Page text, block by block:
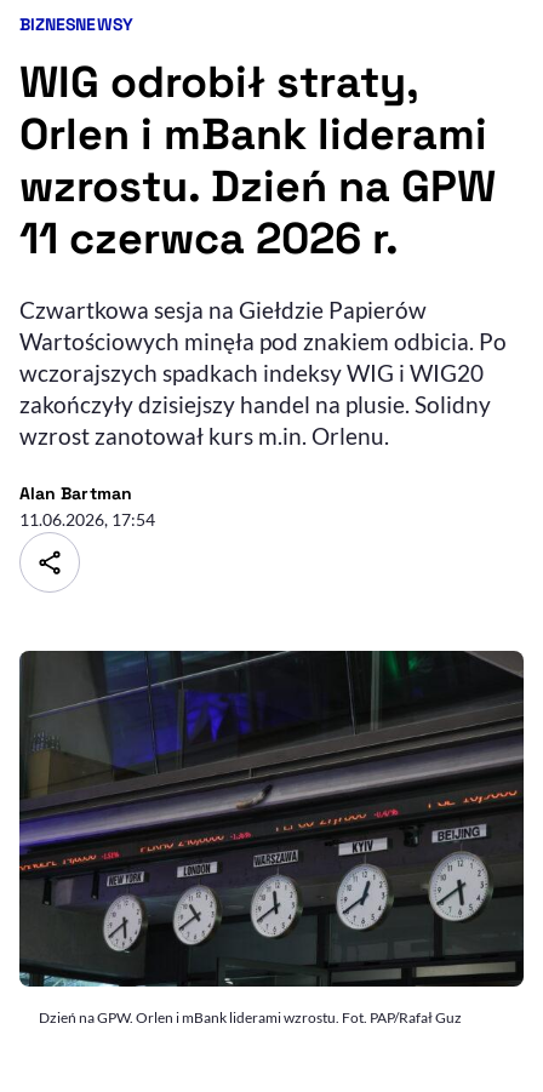
Ułatwienia dostępności wspierają:
Sprawdź, jak i dlaczego zwiększamy dostępność , otwiera się w nowym
Deklaracja dostępności, otwiera się w nowym oknie
Zgłoś problem
Kategorie artykułu:
BIZNESNEWSY
WIG odrobił straty,
Orlen i mBank liderami
wzrostu. Dzień na GPW
11 czerwca 2026 r.
Czwartkowa sesja na Giełdzie Papierów
Wartościowych minęła pod znakiem odbicia. Po
wczorajszych spadkach indeksy WIG i WIG20
zakończyły dzisiejszy handel na plusie. Solidny
wzrost zanotował kurs m.in. Orlenu.
Alan Bartman- autor artykułu - profil
11.06.2026, 17:54
Dzień na GPW. Orlen i mBank liderami wzrostu. Fot. PAP/Rafał Guz